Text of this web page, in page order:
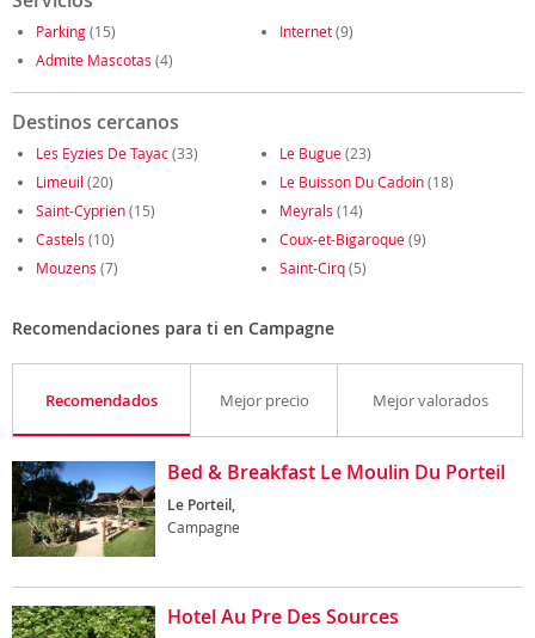
Parking(15) Internet(9)
Admite Mascotas (4)
Destinos cercanos
Les Eyzies De Tayac(33) Le Bugue(23)
Limeuil (20) Le Buisson Du Cadoin(18)
Saint-Cyprien(15) Meyrals (14)
Castels (10) Coux-et-Bigaroque(9)
Mouzens (7) Saint-Cirq(5)
Recomendaciones para ti en Campagne
Recomendados Mejor precio Mejor valorados
Bed & Breakfast Le Moulin Du Porteil
Le Porteil,
Campagne
Hotel Au Pre Des Sources